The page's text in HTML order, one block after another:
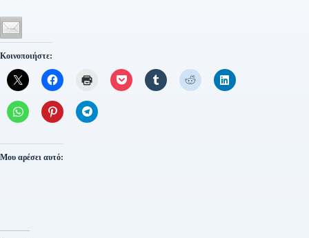
Κοινοποιήστε:
Μου αρέσει αυτό: